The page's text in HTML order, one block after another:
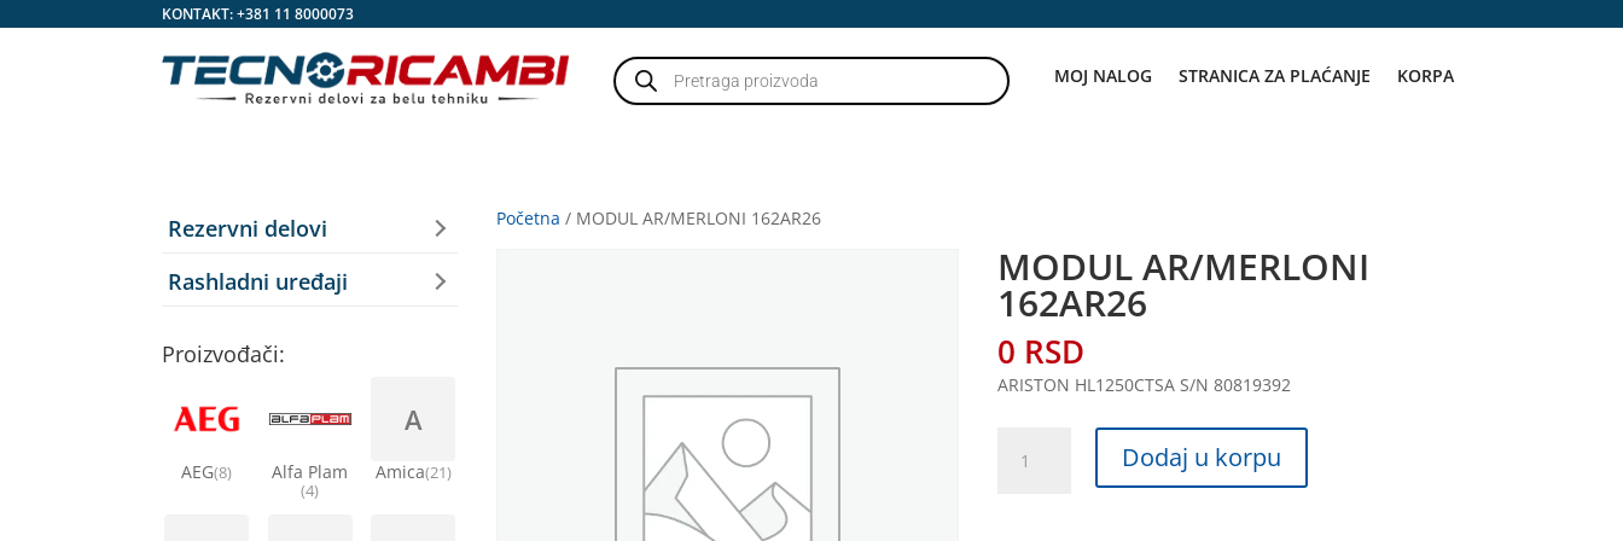
KONTAKT:+381 11 8000073
Products
search MOJ NALOG STRANICA ZA PLAĆANJE KORPA
Početna / MODUL AR/MERLONI 162AR26
MODUL AR/MERLONI
162AR26
0 RSD
ARISTON HL1250CTSA S/N 80819392
AR/MERLONI
Dodaj u korpu
Rezervni delovi
Rashladni uređaji
Proizvođači:
AEG(8) Alfa Plam
(4)
A
Amica(21)